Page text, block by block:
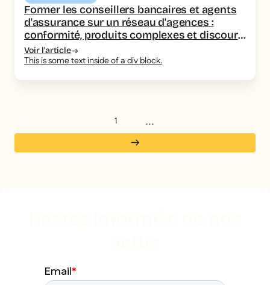
Former les conseillers bancaires et agents
d'assurance sur un réseau d'agences :
conformité, produits complexes et discours
homogène
Voir l'article
This is some text inside of a div block.
1 ...